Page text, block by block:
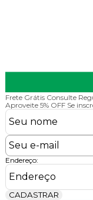
Frete Grátis Consulte
Aproveite 5% OFF Se
Endereço:
CADASTRAR